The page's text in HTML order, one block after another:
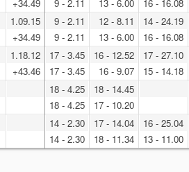
+34.49
9 - 2.11
13 - 6.00
16 - 16.08
1.09.15
+34.49
9 - 2.11
9 - 2.11
12 - 8.11
13 - 6.00
14 - 24.19
16 - 16.08
1.18.12
+43.46
17 - 3.45
17 - 3.45
16 - 12.52
16 - 9.07
17 - 27.10
15 - 14.18
18 - 4.25
18 - 4.25
18 - 14.45
17 - 10.20
14 - 2.30
14 - 2.30
17 - 14.04
18 - 11.34
16 - 25.04
13 - 11.00